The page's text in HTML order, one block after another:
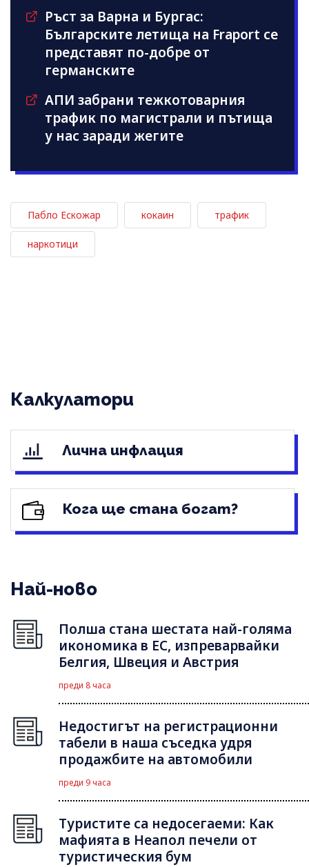
Ръст за Варна и Бургас:
Българските летища на Fraport се
представят по-добре от
германските
АПИ забрани тежкотоварния
трафик по магистрали и пътища
у нас заради жегите
Пабло Ескожар кокаин трафик
наркотици
Калкулатори
Лична инфлация
Кога ще стана богат?
Най-ново
Полша стана шестата най-голяма
икономика в ЕС, изпреварвайки
Белгия, Швеция и Австрия
преди 8 часа
Недостигът на регистрационни
табели в наша съседка удря
продажбите на автомобили
преди 9 часа
Туристите са недосегаеми: Как
мафията в Неапол печели от
туристическия бум